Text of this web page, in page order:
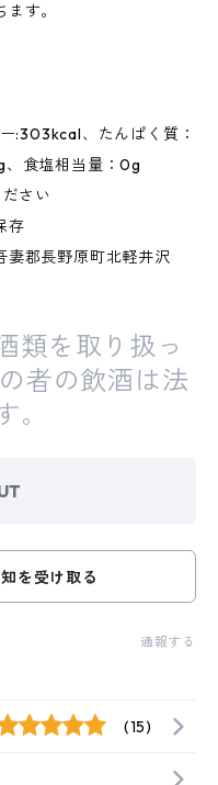
す。
:303kcal、たんぱく質：
食塩相当量：0g
さい
存
妻郡長野原町北軽井沢
類を取り扱っ
者の飲酒は法
を受け取る
通報する
(15)